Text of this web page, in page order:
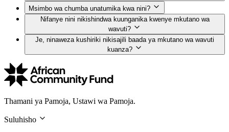
Msimbo wa chumba unatumika kwa nini?
Nifanye nini nikishindwa kuunganika kwenye mkutano wa
wavuti?
Je, ninaweza kushiriki nikisajili baada ya mkutano wa wavuti
kuanza?
Thamani ya Pamoja, Ustawi wa Pamoja.
Suluhisho